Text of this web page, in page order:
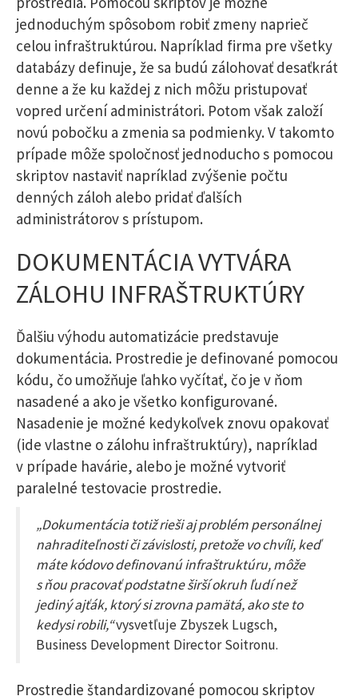
jednoduchým spôsobom robiť zmeny naprieč
celou infraštruktúrou. Napríklad firma pre všetky
databázy definuje, že sa budú zálohovať desaťkrát
denne a že ku každej z nich môžu pristupovať
vopred určení administrátori. Potom však založí
novú pobočku a zmenia sa podmienky. V takomto
prípade môže spoločnosť jednoducho s pomocou
skriptov nastaviť napríklad zvýšenie počtu
denných záloh alebo pridať ďalších
administrátorov s prístupom.
DOKUMENTÁCIA VYTVÁRA
ZÁLOHU INFRAŠTRUKTÚRY
Ďalšiu výhodu automatizácie predstavuje
dokumentácia. Prostredie je definované pomocou
kódu, čo umožňuje ľahko vyčítať, čo je v ňom
nasadené a ako je všetko konfigurované.
Nasadenie je možné kedykoľvek znovu opakovať
(ide vlastne o zálohu infraštruktúry), napríklad
v prípade havárie, alebo je možné vytvoriť
paralelné testovacie prostredie.
„Dokumentácia totiž rieši aj problém personálnej
nahraditeľnosti či závislosti, pretože vo chvíli, keď
máte kódovo definovanú infraštruktúru, môže
s ňou pracovať podstatne širší okruh ľudí než
jediný ajťák, ktorý si zrovna pamätá, ako ste to
kedysi robili,“vysvetľuje Zbyszek Lugsch,
Business Development Director Soitronu.
Prostredie štandardizované pomocou skriptov